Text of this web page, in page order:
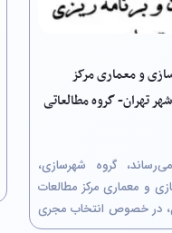
و معماری مرکز
تهران- گروه مطالعاتی
گروه شهرسازی،
و معماری مرکز مطالعات
در خصوص انتخاب مجری